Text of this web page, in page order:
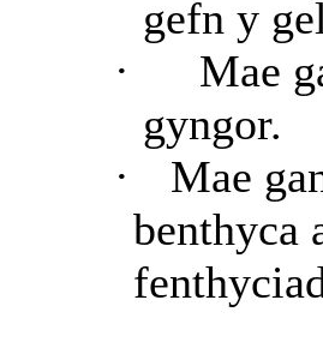
gefn y
·
Mae
gyngor.
·
Mae
benthyca